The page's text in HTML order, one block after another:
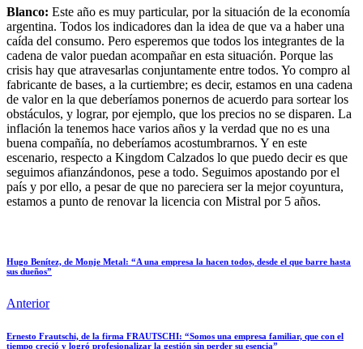
Blanco: Este año es muy particular, por la situación de la economía
argentina. Todos los indicadores dan la idea de que va a haber una
caída del consumo. Pero esperemos que todos los integrantes de la
cadena de valor puedan acompañar en esta situación. Porque las
crisis hay que atravesarlas conjuntamente entre todos. Yo compro al
fabricante de bases, a la curtiembre; es decir, estamos en una cadena
de valor en la que deberíamos ponernos de acuerdo para sortear los
obstáculos, y lograr, por ejemplo, que los precios no se disparen. La
inflación la tenemos hace varios años y la verdad que no es una
buena compañía, no deberíamos acostumbrarnos. Y en este
escenario, respecto a Kingdom Calzados lo que puedo decir es que
seguimos afianzándonos, pese a todo. Seguimos apostando por el
país y por ello, a pesar de que no pareciera ser la mejor coyuntura,
estamos a punto de renovar la licencia con Mistral por 5 años.
Hugo Benítez, de Monje Metal: “A una empresa la hacen todos, desde el que barre hasta
sus dueños”
Anterior
Ernesto Frautschi, de la firma FRAUTSCHI: “Somos una empresa familiar, que con el
tiempo creció y logró profesionalizar la gestión sin perder su esencia”